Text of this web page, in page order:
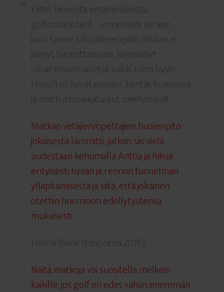
Kiitos hienosta ensimmäisestä
golfmatkastani! … onnekseni varasin
juuri tänne, sillä jälkeenpäin mikään ei
jäänyt harmittamaan. Järjestelyt
olivat erinomaiset ja kaikki toimi hyvin.
Hotelli oli hyvätasoinen, kentät kunnossa
ja matkustusaikataulut miellyttävät.
Matkan vetäjien/opettajien huolenpito
jokaisesta lämmitti. Jatkan siis vielä
uudestaan kehumalla Anttia ja Rikua
erityisesti hyvän ja rennon tunnelman
ylläpitämisestä ja siitä, että jokainen
otettiin huomioon edellytystensä
mukaisesti.
Helinä Raine (Emporda 2016)
Näitä matkoja voi suositella melkein
kaikille, jos golf on edes vähän enemmän